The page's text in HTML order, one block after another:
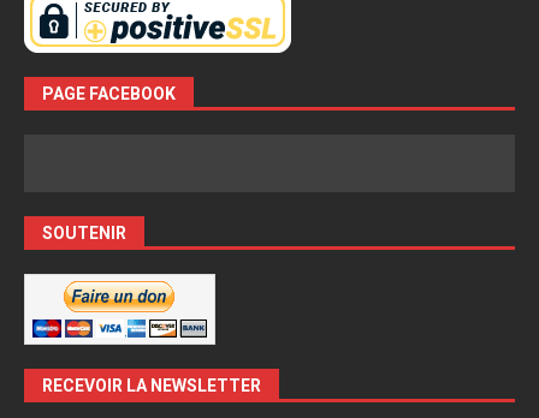
PAGE FACEBOOK
SOUTENIR
RECEVOIR LA NEWSLETTER